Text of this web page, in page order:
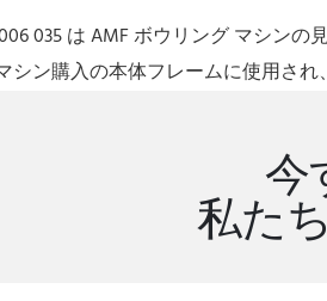
035 は AMF ボウリング マシン
シン購入の本体フレームに使用さ
今
私た